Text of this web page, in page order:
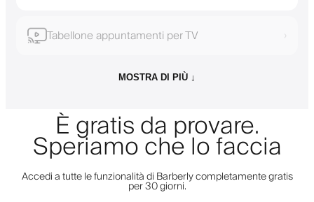
Tabellone appuntamenti per TV ›
MOSTRA DI PIÙ ↓
È gratis da provare.
Speriamo che lo faccia
Accedi a tutte le funzionalità di Barberly completamente gratis
per 30 giorni.